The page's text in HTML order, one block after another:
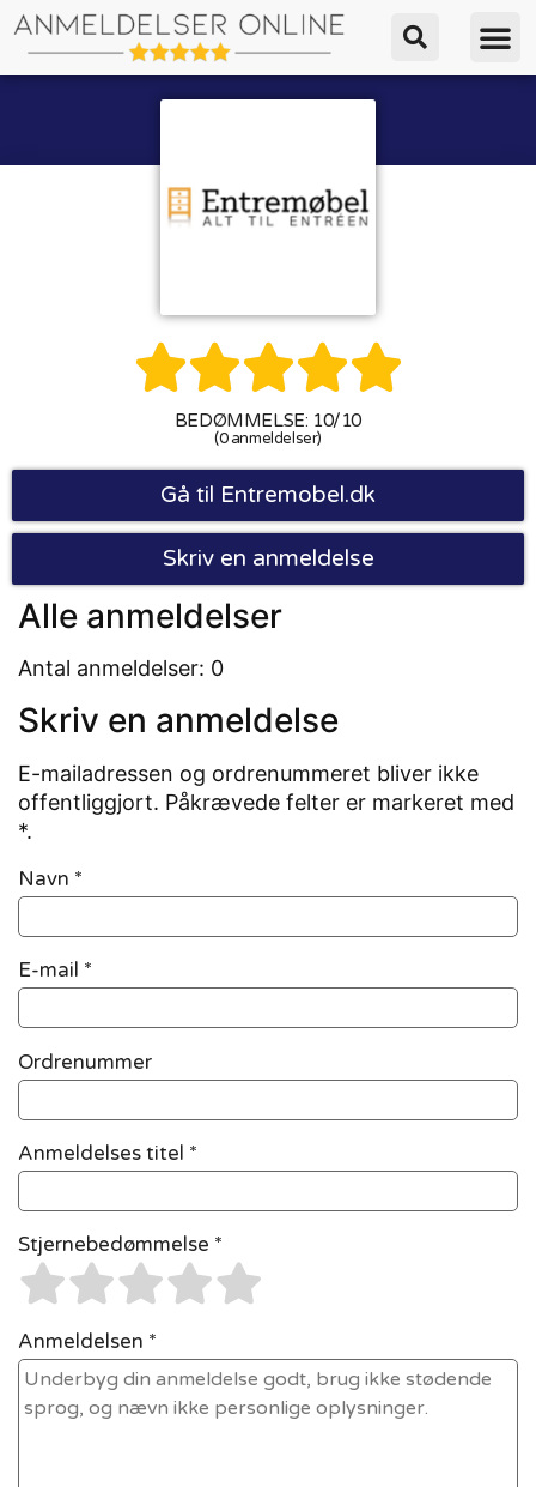

BEDØMMELSE: 10/10
(0 anmeldelser)
Gå til Entremobel.dk
Skriv en anmeldelse
Alle anmeldelser
Antal anmeldelser: 0
Skriv en anmeldelse
E-mailadressen og ordrenummeret bliver ikke
offentliggjort. Påkrævede felter er markeret med
*.
Navn *
E-mail *
Ordrenummer
Anmeldelses titel *
Stjernebedømmelse *
Anmeldelsen *